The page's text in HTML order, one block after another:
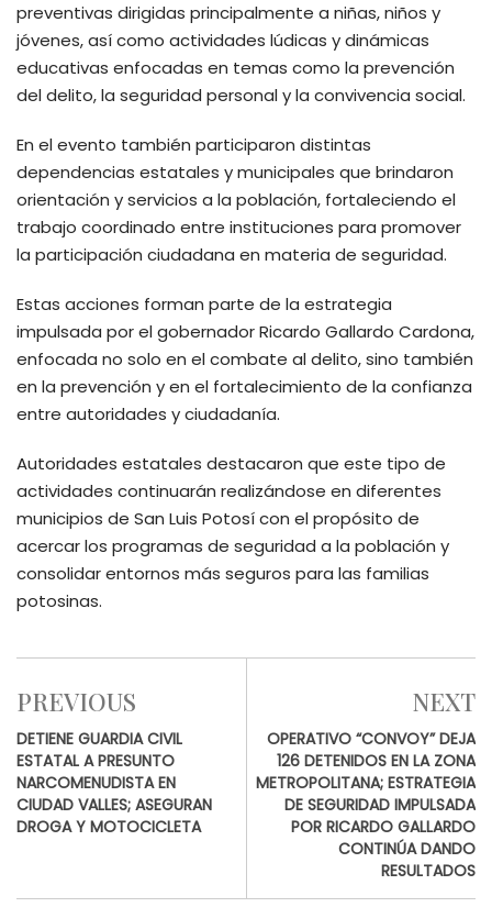
preventivas dirigidas principalmente a niñas, niños y
jóvenes, así como actividades lúdicas y dinámicas
educativas enfocadas en temas como la prevención
del delito, la seguridad personal y la convivencia social.
En el evento también participaron distintas
dependencias estatales y municipales que brindaron
orientación y servicios a la población, fortaleciendo el
trabajo coordinado entre instituciones para promover
la participación ciudadana en materia de seguridad.
Estas acciones forman parte de la estrategia
impulsada por el gobernador Ricardo Gallardo Cardona,
enfocada no solo en el combate al delito, sino también
en la prevención y en el fortalecimiento de la confianza
entre autoridades y ciudadanía.
Autoridades estatales destacaron que este tipo de
actividades continuarán realizándose en diferentes
municipios de San Luis Potosí con el propósito de
acercar los programas de seguridad a la población y
consolidar entornos más seguros para las familias
potosinas.
PREVIOUS
DETIENE GUARDIA CIVIL
ESTATAL A PRESUNTO
NARCOMENUDISTA EN
CIUDAD VALLES; ASEGURAN
DROGA Y MOTOCICLETA
NEXT
OPERATIVO “CONVOY” DEJA
126 DETENIDOS EN LA ZONA
METROPOLITANA; ESTRATEGIA
DE SEGURIDAD IMPULSADA
POR RICARDO GALLARDO
CONTINÚA DANDO
RESULTADOS